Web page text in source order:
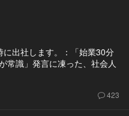
に出社します。：「始業30分
常識」発言に凍った、社会人
423